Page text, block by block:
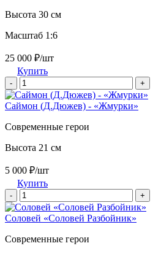
Высота 30 см
Масштаб 1:6
25 000 ₽/шт
Купить
- +
Саймон (Д.Дюжев) - «Жмурки»
Современные герои
Высота 21 см
5 000 ₽/шт
Купить
- +
Соловей «Соловей Разбойник»
Современные герои